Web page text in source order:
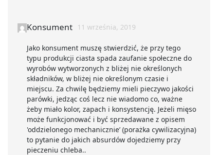
Konsument 11 września, 2019
Jako konsument muszę stwierdzić, że przy tego
typu produkcji ciasta spada zaufanie społeczne do
wyrobów wytworzonych z bliżej nie określonych
składników, w bliżej nie określonym czasie i
miejscu. Za chwilę będziemy mieli pieczywo jakości
parówki, jedząc coś lecz nie wiadomo co, ważne
żeby miało kolor, zapach i konsystencję. Jeżeli mięso
może funkcjonować i być sprzedawane z opisem
'oddzielonego mechanicznie’ (porażka cywilizacyjna)
to pytanie do jakich absurdów dojedziemy przy
pieczeniu chleba..